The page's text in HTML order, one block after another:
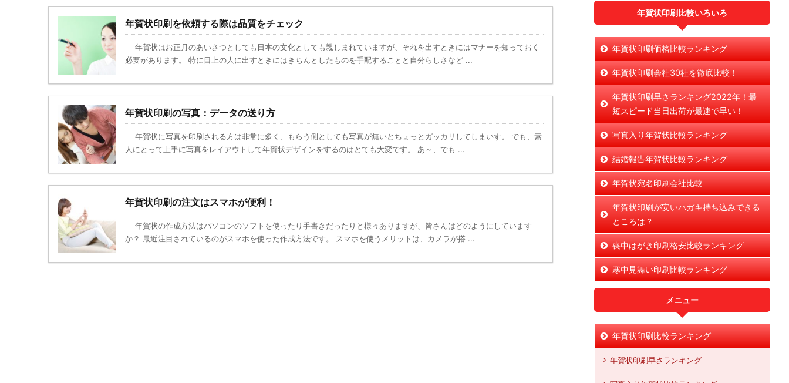
年賀状印刷を依頼する際は品質をチェック
年賀状はお正月のあいさつとしても日本の文化としても親しまれていますが、それを出すときにはマナーを知っておく
必要があります。 特に目上の人に出すときにはきちんとしたものを手配することと自分らしさなど ...
年賀状印刷の写真：データの送り方
年賀状に写真を印刷される方は非常に多く、もらう側としても写真が無いとちょっとガッカリしてしまいす。 でも、素
人にとって上手に写真をレイアウトして年賀状デザインをするのはとても大変です。 あ～、でも ...
年賀状印刷の注文はスマホが便利！
年賀状の作成方法はパソコンのソフトを使ったり手書きだったりと様々ありますが、皆さんはどのようにしています
か？ 最近注目されているのがスマホを使った作成方法です。 スマホを使うメリットは、カメラが搭 ...
年賀状印刷比較いろいろ
年賀状印刷価格比較ランキング
年賀状印刷会社30社を徹底比較！
年賀状印刷早さランキング2022年！最
短スピード当日出荷が最速で早い！
写真入り年賀状比較ランキング
結婚報告年賀状比較ランキング
年賀状宛名印刷会社比較
年賀状印刷が安いハガキ持ち込みできる
ところは？
喪中はがき印刷格安比較ランキング
寒中見舞い印刷比較ランキング
メニュー
年賀状印刷比較ランキング
年賀状印刷早さランキング